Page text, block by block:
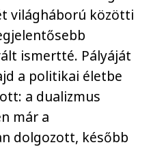
világháború közötti
ismertté. Pályáját
a politikai életbe
a dualizmus
már a
dolgozott, később